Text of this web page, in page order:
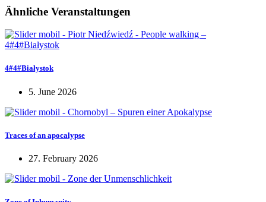
Ähnliche Veranstaltungen
4#4#Białystok
5. June 2026
Traces of an apocalypse
27. February 2026